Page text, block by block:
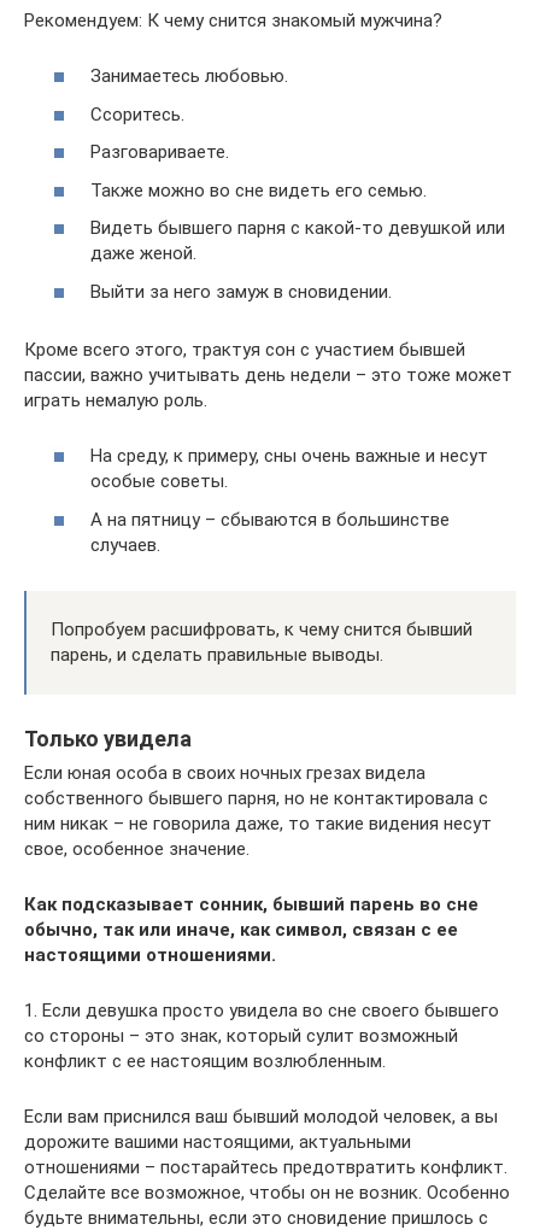
Рекомендуем: К чему снится знакомый мужчина?
Занимаетесь любовью.
Ссоритесь.
Разговариваете.
Также можно во сне видеть его семью.
Видеть бывшего парня с какой-то девушкой или
даже женой.
Выйти за него замуж в сновидении.
Кроме всего этого, трактуя сон с участием бывшей
пассии, важно учитывать день недели – это тоже может
играть немалую роль.
На среду, к примеру, сны очень важные и несут
особые советы.
А на пятницу – сбываются в большинстве
случаев.
Попробуем расшифровать, к чему снится бывший
парень, и сделать правильные выводы.
Только увидела
Если юная особа в своих ночных грезах видела
собственного бывшего парня, но не контактировала с
ним никак – не говорила даже, то такие видения несут
свое, особенное значение.
Как подсказывает сонник, бывший парень во сне
обычно, так или иначе, как символ, связан с ее
настоящими отношениями.
1. Если девушка просто увидела во сне своего бывшего
со стороны – это знак, который сулит возможный
конфликт с ее настоящим возлюбленным.
Если вам приснился ваш бывший молодой человек, а вы
дорожите вашими настоящими, актуальными
отношениями – постарайтесь предотвратить конфликт.
Сделайте все возможное, чтобы он не возник. Особенно
будьте внимательны, если это сновидение пришлось с